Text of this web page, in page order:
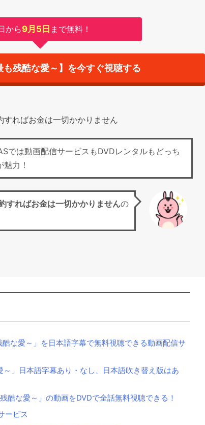
から9月5日 まで無料！
も残酷な愛～】を今すぐ視聴する
ればお金は一切かかりません
では動画配信サービスもDVDレンタルもどっち
力！
すればお金は一切かかりませんの
な愛～」を日本語字幕で無料視聴できる動画配信サ
～」日本語字幕あり・なし、日本語吹き替え版はあ
酷な愛～」の動画をDVDで全話無料視聴できる！
ービス